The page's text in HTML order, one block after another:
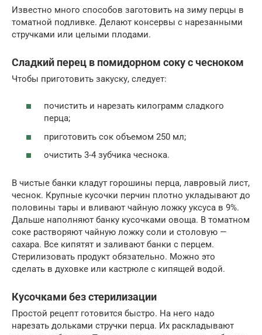
Известно много способов заготовить на зиму перцы в
томатной подливке. Делают консервы с нарезанными
стручками или целыми плодами.
Сладкий перец в помидорном соку с чесноком
Чтобы приготовить закуску, следует:
почистить и нарезать килограмм сладкого
перца;
приготовить сок объемом 250 мл;
очистить 3-4 зубчика чеснока.
В чистые банки кладут горошины перца, лавровый лист,
чеснок. Крупные кусочки перчин плотно укладывают до
половины тары и вливают чайную ложку уксуса в 9%.
Дальше наполняют банку кусочками овоща. В томатном
соке растворяют чайную ложку соли и столовую —
сахара. Все кипятят и заливают банки с перцем.
Стерилизовать продукт обязательно. Можно это
сделать в духовке или кастрюле с кипящей водой.
Кусочками без стерилизации
Простой рецепт готовится быстро. На него надо
нарезать дольками стручки перца. Их раскладывают